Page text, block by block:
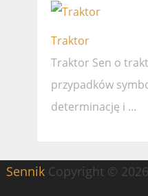
Traktor
Traktor Sen o
przypadków
determinację i …
SennikCopyright ©